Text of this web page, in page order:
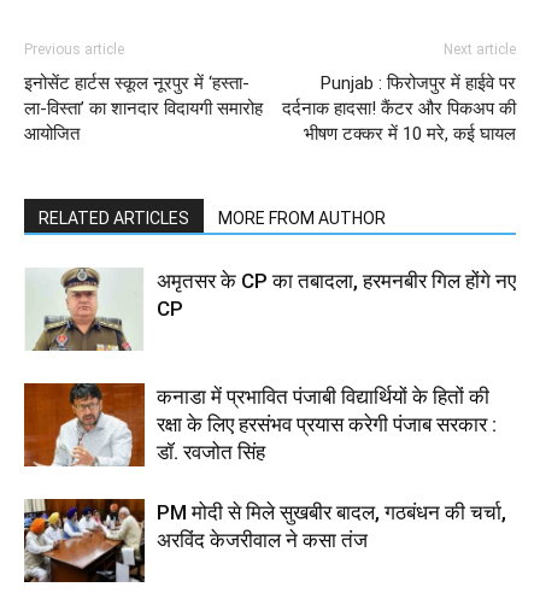
Previous article
इनोसेंट हार्टस स्कूल नूरपुर में ‘हस्ता-
ला-विस्ता’ का शानदार विदायगी समारोह
आयोजित
Next article
Punjab : फिरोजपुर में हाईवे पर
दर्दनाक हादसा! कैंटर और पिकअप की
भीषण टक्कर में 10 मरे, कई घायल
RELATED ARTICLES MORE FROM AUTHOR
अमृतसर के CP का तबादला, हरमनबीर गिल होंगे नए
CP
कनाडा में प्रभावित पंजाबी विद्यार्थियों के हितों की
रक्षा के लिए हरसंभव प्रयास करेगी पंजाब सरकार :
डॉ. रवजोत सिंह
PM मोदी से मिले सुखबीर बादल, गठबंधन की चर्चा,
अरविंद केजरीवाल ने कसा तंज